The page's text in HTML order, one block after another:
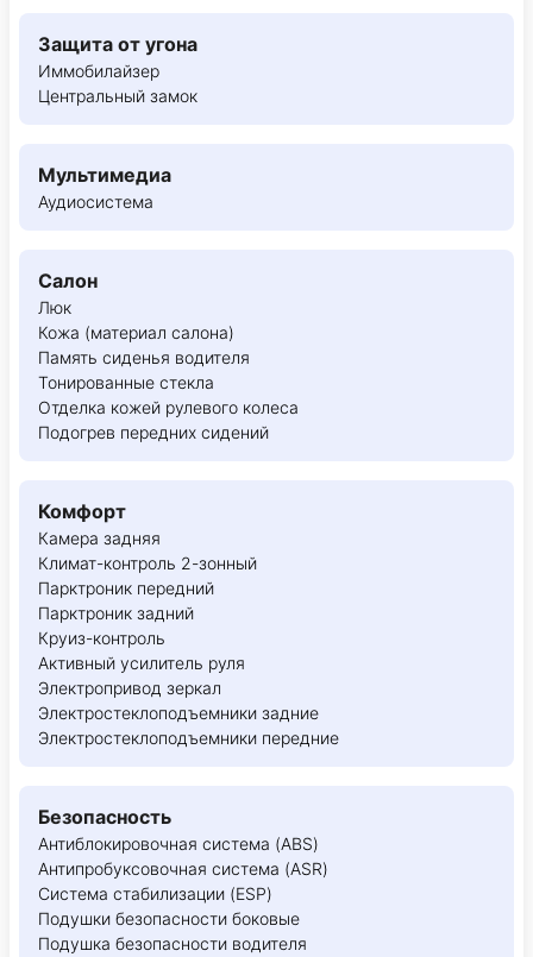
Защита от угона
Иммобилайзер
Центральный замок
Мультимедиа
Аудиосистема
Салон
Люк
Кожа (материал салона)
Память сиденья водителя
Тонированные стекла
Отделка кожей рулевого колеса
Подогрев передних сидений
Комфорт
Камера задняя
Климат-контроль 2-зонный
Парктроник передний
Парктроник задний
Круиз-контроль
Активный усилитель руля
Электропривод зеркал
Электростеклоподъемники задние
Электростеклоподъемники передние
Безопасность
Антиблокировочная система (ABS)
Антипробуксовочная система (ASR)
Система стабилизации (ESP)
Подушки безопасности боковые
Подушка безопасности водителя